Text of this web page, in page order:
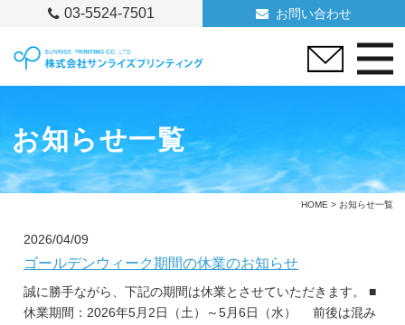
03-5524-7501 お問い合わせ
お知らせ一覧
HOME > お知らせ一覧
2026/04/09
ゴールデンウィーク期間の休業のお知らせ
誠に勝手ながら、下記の期間は休業とさせていただきます。 ■
休業期間：2026年5月2日（土）～5月6日（水） 前後は混み